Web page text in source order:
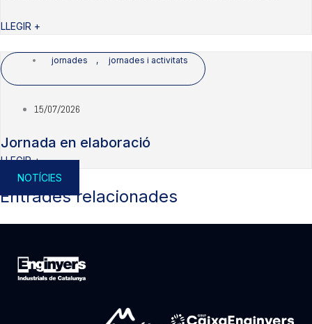
LLEGIR +
jornades , jornades i activitats
15/07/2026
Jornada en elaboració
LLEGIR +
NOTÍCIES
Entrades relacionades